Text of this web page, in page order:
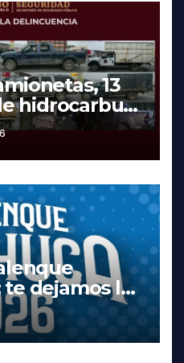
13
hidrocarburo
robados en
te dejamos la
las